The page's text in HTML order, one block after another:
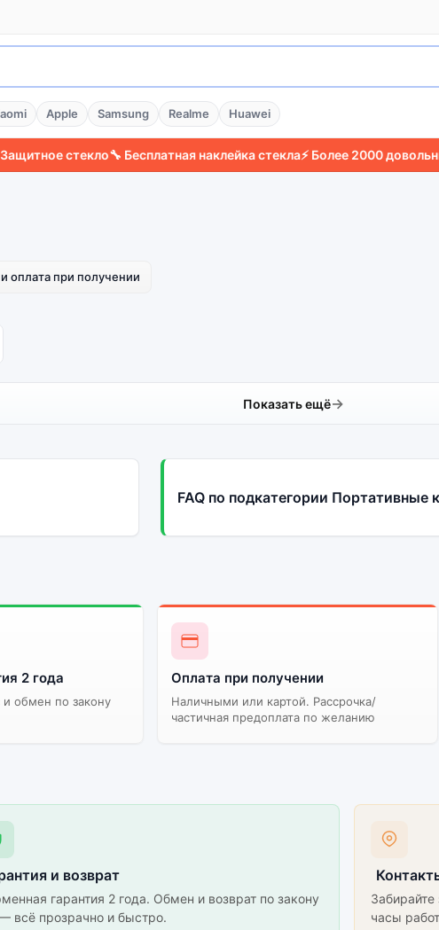
Apple Samsung Realme Huawei
стекло🔧 Бесплатная наклейка стекла⚡ Более 2000 довольных
оплата при получении
Показать ещё
FAQ по подкатегории Портативные
2 года
обмен по закону
Оплата при получении
Наличными или картой. Рассрочка/
частичная предоплата по желанию
и возврат
гарантия 2 года. Обмен и возврат по закону
всё прозрачно и быстро.
часы